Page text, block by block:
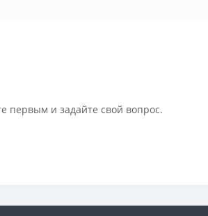
первым и задайте свой вопрос.